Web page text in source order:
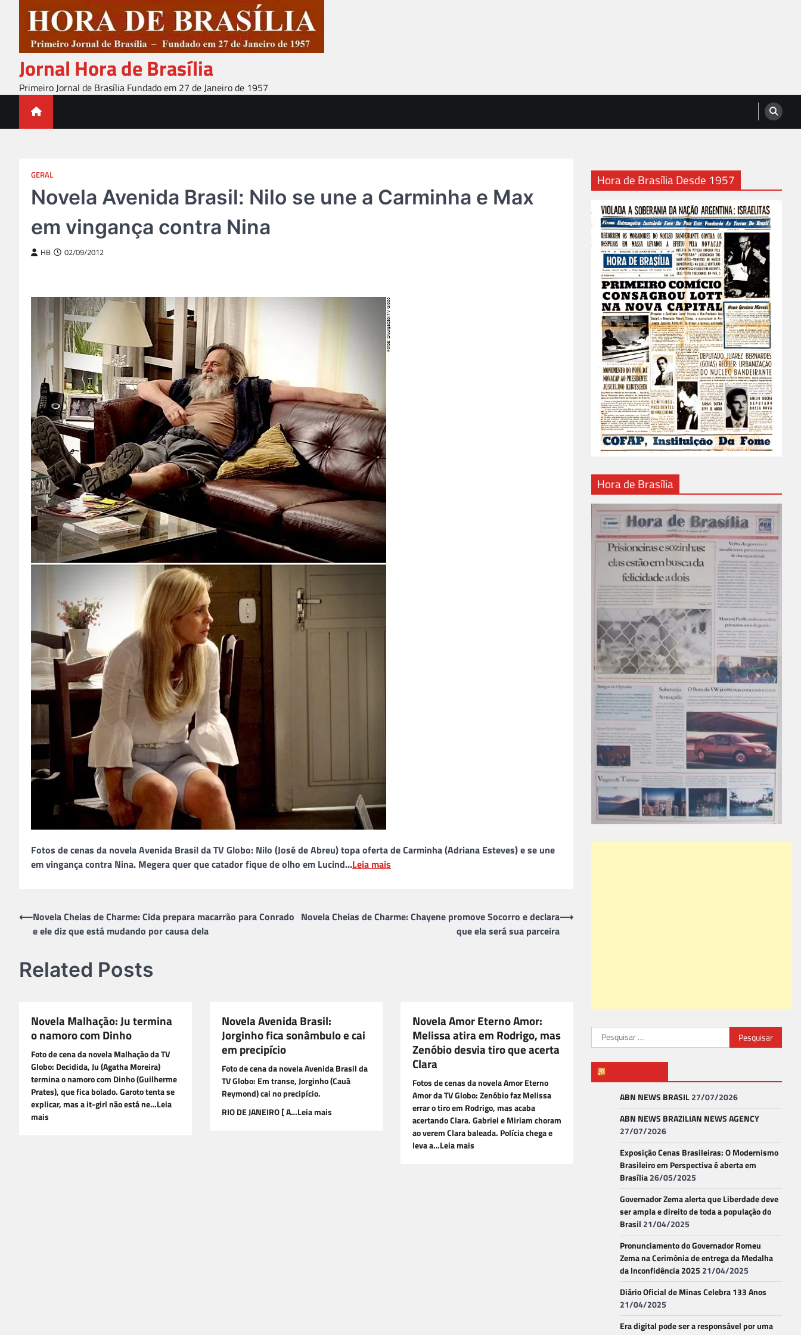
content
Jornal Hora de Brasília
Primeiro Jornal de Brasília Fundado em 27 de Janeiro de 1957
GERAL
Novela Avenida Brasil: Nilo se une a Carminha e Max
em vingança contra Nina
HB 02/09/2012
Fotos de cenas da novela Avenida Brasil da TV Globo: Nilo (José de Abreu) topa oferta de Carminha (Adriana Esteves) e se une
em vingança contra Nina. Megera quer que catador fique de olho em Lucind…Leia mais
Navegação
⟵Novela Cheias de Charme: Cida prepara macarrão para Conrado
e ele diz que está mudando por causa dela
Novela Cheias de Charme: Chayene promove Socorro e declara
que ela será sua parceira
⟶
Related Posts
Novela Malhação: Ju termina
o namoro com Dinho
Foto de cena da novela Malhação da TV
Globo: Decidida, Ju (Agatha Moreira)
termina o namoro com Dinho (Guilherme
Prates), que fica bolado. Garoto tenta se
explicar, mas a it-girl não está ne…Leia
mais
Novela Avenida Brasil:
Jorginho fica sonâmbulo e cai
em precipício
Foto de cena da novela Avenida Brasil da
TV Globo: Em transe, Jorginho (Cauã
Reymond) cai no precipício.
RIO DE JANEIRO [ A…Leia mais
Novela Amor Eterno Amor:
Melissa atira em Rodrigo, mas
Zenóbio desvia tiro que acerta
Clara
Fotos de cenas da novela Amor Eterno
Amor da TV Globo: Zenóbio faz Melissa
errar o tiro em Rodrigo, mas acaba
acertando Clara. Gabriel e Miriam choram
ao verem Clara baleada. Polícia chega e
leva a…Leia mais
Hora de Brasília Desde 1957
Hora de Brasília
Pesquisar
por:
ABN NEWS BRASIL27/07/2026
ABN NEWS BRAZILIAN NEWS AGENCY
27/07/2026
Exposição Cenas Brasileiras: O Modernismo
Brasileiro em Perspectiva é aberta em
Brasília26/05/2025
Governador Zema alerta que Liberdade deve
ser ampla e direito de toda a população do
Brasil 21/04/2025
Pronunciamento do Governador Romeu
Zema na Cerimônia de entrega da Medalha
da Inconfidência 2025 21/04/2025
Diário Oficial de Minas Celebra 133 Anos
21/04/2025
Era digital pode ser a responsável por uma